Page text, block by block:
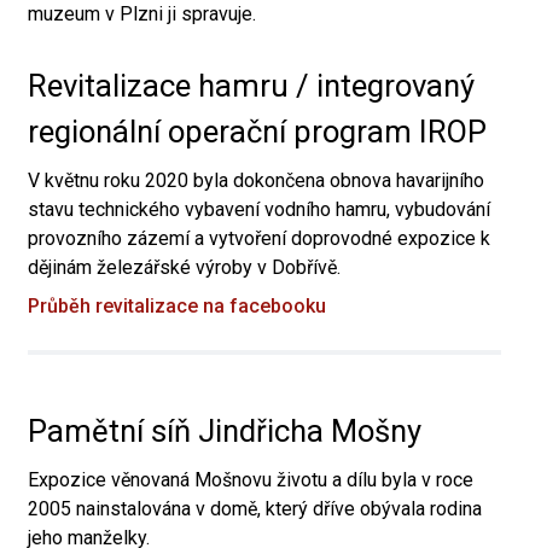
muzeum v Plzni ji spravuje.
Revitalizace hamru / integrovaný
regionální operační program IROP
V květnu roku 2020 byla dokončena obnova havarijního
stavu technického vybavení vodního hamru, vybudování
provozního zázemí a vytvoření doprovodné expozice k
dějinám železářské výroby v Dobřívě.
Průběh revitalizace na facebooku
Pamětní síň Jindřicha Mošny
Expozice věnovaná Mošnovu životu a dílu byla v roce
2005 nainstalována v domě, který dříve obývala rodina
jeho manželky.